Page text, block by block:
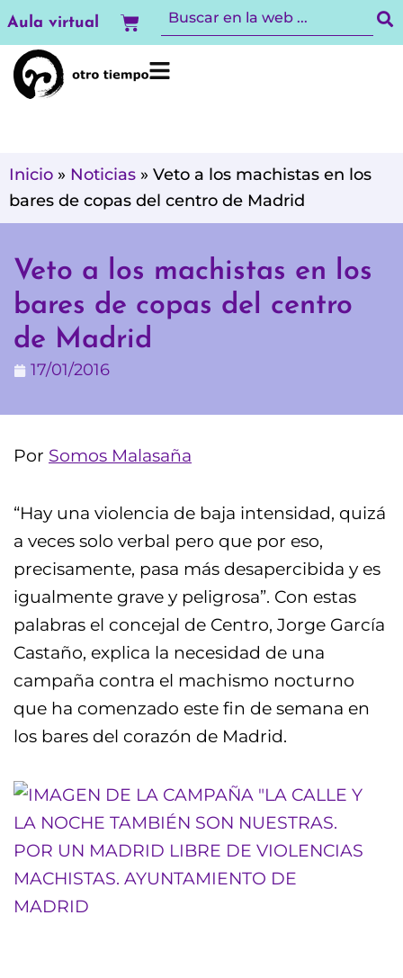
al
contenido
Aula virtual Carrito
Inicio » Noticias » Veto a los machistas en los
bares de copas del centro de Madrid
Veto a los machistas en los
bares de copas del centro
de Madrid
17/01/2016
Por Somos Malasaña
“Hay una violencia de baja intensidad, quizá
a veces solo verbal pero que por eso,
precisamente, pasa más desapercibida y es
igualmente grave y peligrosa”. Con estas
palabras el concejal de Centro, Jorge García
Castaño, explica la necesidad de una
campaña contra el machismo nocturno
que ha comenzado este fin de semana en
los bares del corazón de Madrid.